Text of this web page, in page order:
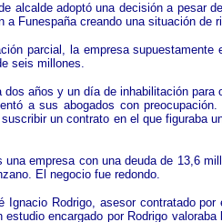
alcalde adoptó una decisión a pesar
a Funespaña creando una situación de
parcial, la empresa
seis millones.
años y un día de inhabilitación
a sus abogados con
un contrato en el que figuraba
empresa con una deuda de 13,6
El negocio fue redondo.
Rodrigo, asesor contratado
encargado por Rodrigo